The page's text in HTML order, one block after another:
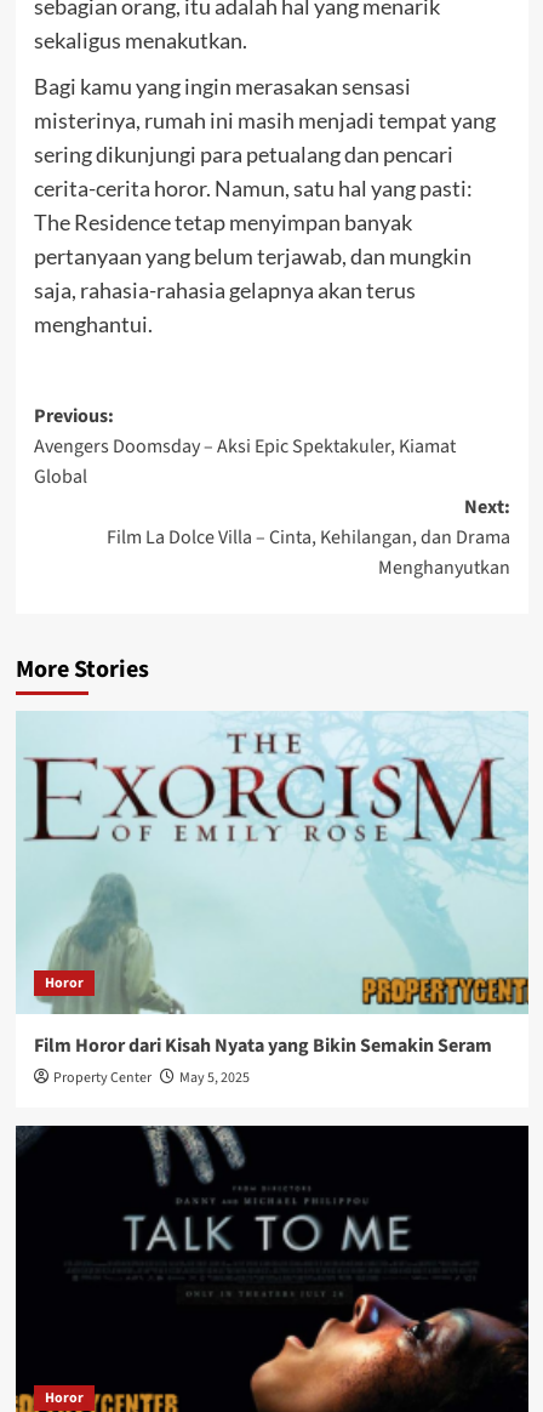
sebagian orang, itu adalah hal yang menarik
sekaligus menakutkan.
Bagi kamu yang ingin merasakan sensasi
misterinya, rumah ini masih menjadi tempat yang
sering dikunjungi para petualang dan pencari
cerita-cerita horor. Namun, satu hal yang pasti:
The Residence tetap menyimpan banyak
pertanyaan yang belum terjawab, dan mungkin
saja, rahasia-rahasia gelapnya akan terus
menghantui.
Post
navigation
Previous:
Avengers Doomsday – Aksi Epic Spektakuler, Kiamat
Global
Next:
Film La Dolce Villa – Cinta, Kehilangan, dan Drama
Menghanyutkan
More Stories
Horor
Film Horor dari Kisah Nyata yang Bikin Semakin Seram
Property Center May 5, 2025
Horor